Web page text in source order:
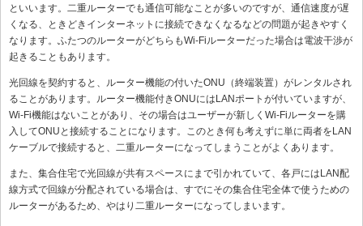
といいます。二重ルーターでも通信可能なことが多いのですが、通信速度が遅
くなる、ときどきインターネットに接続できなくなるなどの問題が起きやすく
なります。ふたつのルーターがどちらもWi-Fiルーターだった場合は電波干渉が
起きることもあります。
光回線を契約すると、ルーター機能の付いたONU（終端装置）がレンタルされ
ることがあります。ルーター機能付きONUにはLANポートが付いていますが、
Wi-Fi機能はないことがあり、その場合はユーザーが新しくWi-Fiルーターを購
入してONUと接続することになります。このとき何も考えずに単に両者をLAN
ケーブルで接続すると、二重ルーターになってしまうことがよくあります。
また、集合住宅で光回線が共有スペースにまで引かれていて、各戸にはLAN配
線方式で回線が分配されている場合は、すでにその集合住宅全体で使うための
ルーターがあるため、やはり二重ルーターになってしまいます。